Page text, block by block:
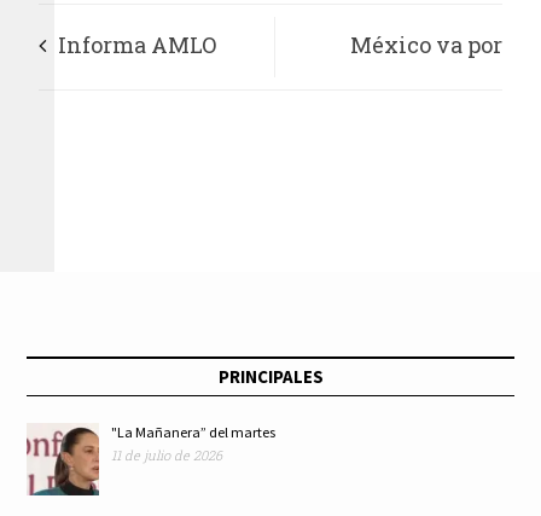
Informa AMLO México va por
PRINCIPALES
"La Mañanera” del martes
11 de julio de 2026